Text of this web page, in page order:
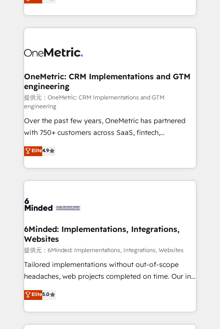
Barcelona and operating across Spain, LATAM, and
the UK, we support global companies in building
smarter marketing, sales, and customer success
Iberia (Spain & Portugal), we combine human insight
growth. Our multidisciplinary team designs solutions
that simplify complexity, boost performance, and
turn innovation into real impact. 🌍 Highlights •
HubSpot Partner since 2012 • 2022 EMEA Impact
Award: Best Integration • 150+ successful HubSpot
projects • Clients in 30+ industries • Proprietary
technology for integrations • Multilingual team:
English, Spanish, Portuguese & Italian 👉 Grow
smarter with AI and HubSpot.
OneMetric: CRM Implementations and GTM
engineering
提供元：OneMetric: CRM Implementations and GTM
engineering
Over the past few years, OneMetric has partnered
with 750+ customers across SaaS, fintech,
healthcare, real estate, and other industries. With
150+ HubSpot-certified experts, we deliver scalable
solutions to complex GTM and RevOps challenges.
Our Expertise 🔹 Onboarding & Implementation:
tailored to your GTM motion. 🔹 Migrations:
from other CRMs to HubSpot without data loss or
downtime. 🔹 RevOps Strategy: Align teams,
processes, and data to drive revenue efficiency. 🔹
Integrations: Connect HubSpot with your tech stack
for better adoption. 🔹 Custom Solutions: Build
SOC 2 Type II and ISO 27001 certified, reinforcing
our commitment to data security and compliance. At
Elite4.9
6Minded: Implementations, Integrations,
Websites
提供元：6Minded: Implementations, Integrations, Websites
Tailored implementations without out-of-scope
headaches, web projects completed on time. Our in-
house team of certified CRM architects, experts,
developers, designers, and marketers handles all
aspects of your HubSpot. ✨ 400+ global clients ✨
100+ seamless migrations from 15+ different CRMs
Elite5.0